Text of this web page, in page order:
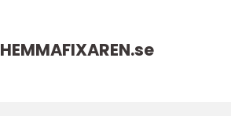
HEMMAFIXAREN.se